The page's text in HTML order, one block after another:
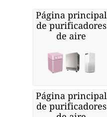
Página principal
de purificadores
de aire
Página principal
de purificadores